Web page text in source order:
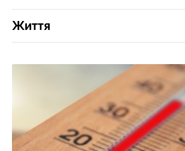
Життя